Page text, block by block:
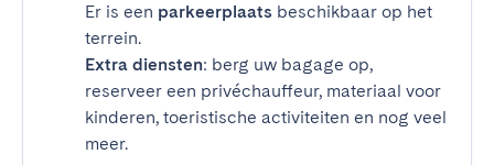
Er is een parkeerplaats beschikbaar op het
terrein.
Extra diensten: berg uw bagage op,
reserveer een privéchauffeur, materiaal voor
kinderen, toeristische activiteiten en nog veel
meer.